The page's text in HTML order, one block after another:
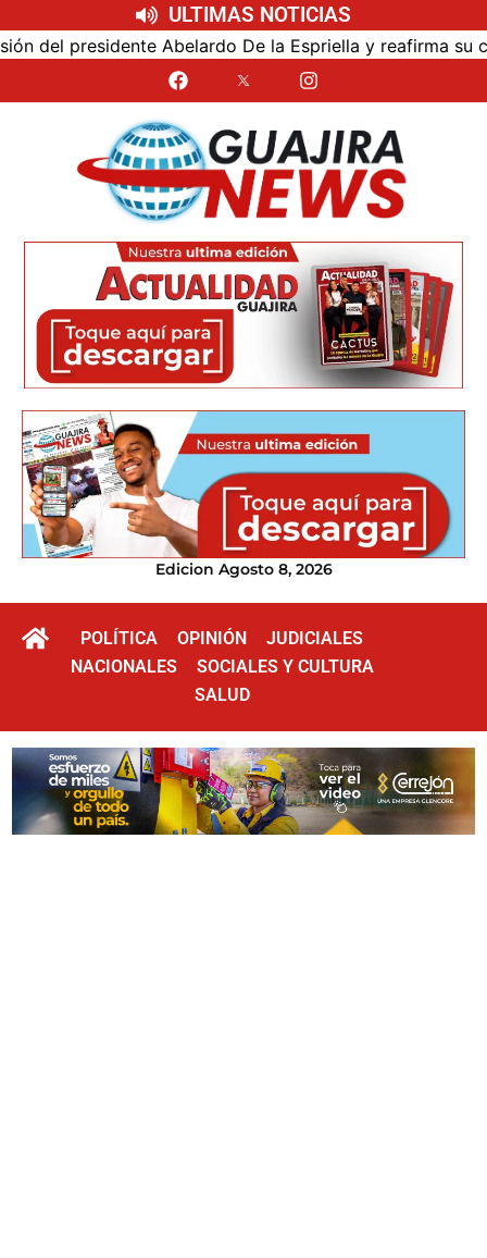
ULTIMAS NOTICIAS
Abelardo De la Espriella y reafirma su cercanía
Edicion Agosto 8, 2026
POLÍTICA OPINIÓN
JUDICIALES
NACIONALES
SOCIALES Y CULTURA
SALUD